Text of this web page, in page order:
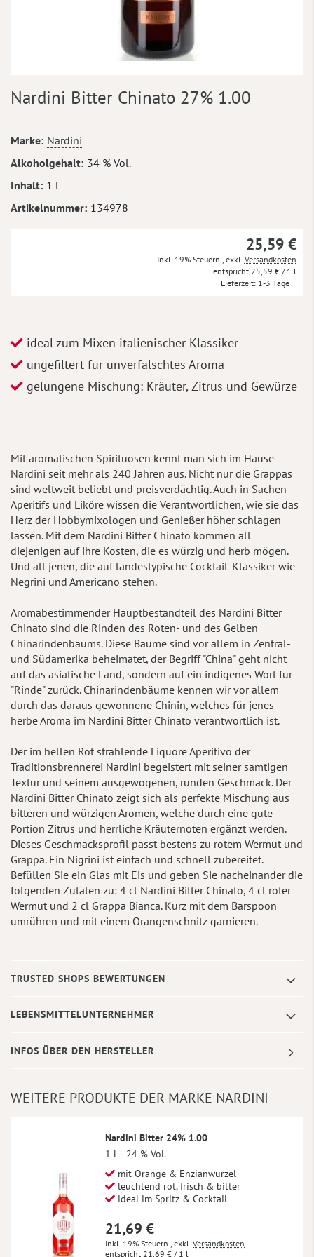
Anfang
springen
Nardini Bitter Chinato 27% 1.00
Mehr
Informationen
Marke Nardini
Alkoholgehalt 34 % Vol.
Inhalt 1 l
Artikelnummer 134978
25,59 €
Inkl. 19% Steuern exkl. Versandkosten
25,59 € / 1 l
Lieferzeit 1-3 Tage
ideal zum Mixen italienischer Klassiker
ungefiltert für unverfälschtes Aroma
gelungene Mischung: Kräuter, Zitrus und Gewürze
Mit aromatischen Spirituosen kennt man sich im Hause
Nardini seit mehr als 240 Jahren aus. Nicht nur die Grappas
sind weltweit beliebt und preisverdächtig. Auch in Sachen
Aperitifs und Liköre wissen die Verantwortlichen, wie sie das
Herz der Hobbymixologen und Genießer höher schlagen
lassen. Mit dem Nardini Bitter Chinato kommen all
diejenigen auf ihre Kosten, die es würzig und herb mögen.
Und all jenen, die auf landestypische Cocktail-Klassiker wie
Negrini und Americano stehen.
Aromabestimmender Hauptbestandteil des Nardini Bitter
Chinato sind die Rinden des Roten- und des Gelben
Chinarindenbaums. Diese Bäume sind vor allem in Zentral-
und Südamerika beheimatet, der Begriff "China" geht nicht
auf das asiatische Land, sondern auf ein indigenes Wort für
"Rinde" zurück. Chinarindenbäume kennen wir vor allem
durch das daraus gewonnene Chinin, welches für jenes
herbe Aroma im Nardini Bitter Chinato verantwortlich ist.
Der im hellen Rot strahlende Liquore Aperitivo der
Traditionsbrennerei Nardini begeistert mit seiner samtigen
Textur und seinem ausgewogenen, runden Geschmack. Der
Nardini Bitter Chinato zeigt sich als perfekte Mischung aus
bitteren und würzigen Aromen, welche durch eine gute
Portion Zitrus und herrliche Kräuternoten ergänzt werden.
Dieses Geschmacksprofil passt bestens zu rotem Wermut und
Grappa. Ein Nigrini ist einfach und schnell zubereitet.
Befüllen Sie ein Glas mit Eis und geben Sie nacheinander die
folgenden Zutaten zu: 4 cl Nardini Bitter Chinato, 4 cl roter
Wermut und 2 cl Grappa Bianca. Kurz mit dem Barspoon
umrühren und mit einem Orangenschnitz garnieren.
TRUSTED SHOPS BEWERTUNGEN
LEBENSMITTELUNTERNEHMER
INFOS ÜBER DEN HERSTELLER
WEITERE PRODUKTE DER MARKE NARDINI
Nardini Bitter 24% 1.00
1 l
24 % Vol.
mit Orange & Enzianwurzel
leuchtend rot, frisch & bitter
ideal im Spritz & Cocktail
21,69 €
Inkl. 19% Steuern , exkl. Versandkosten
21,69 € / 1 l